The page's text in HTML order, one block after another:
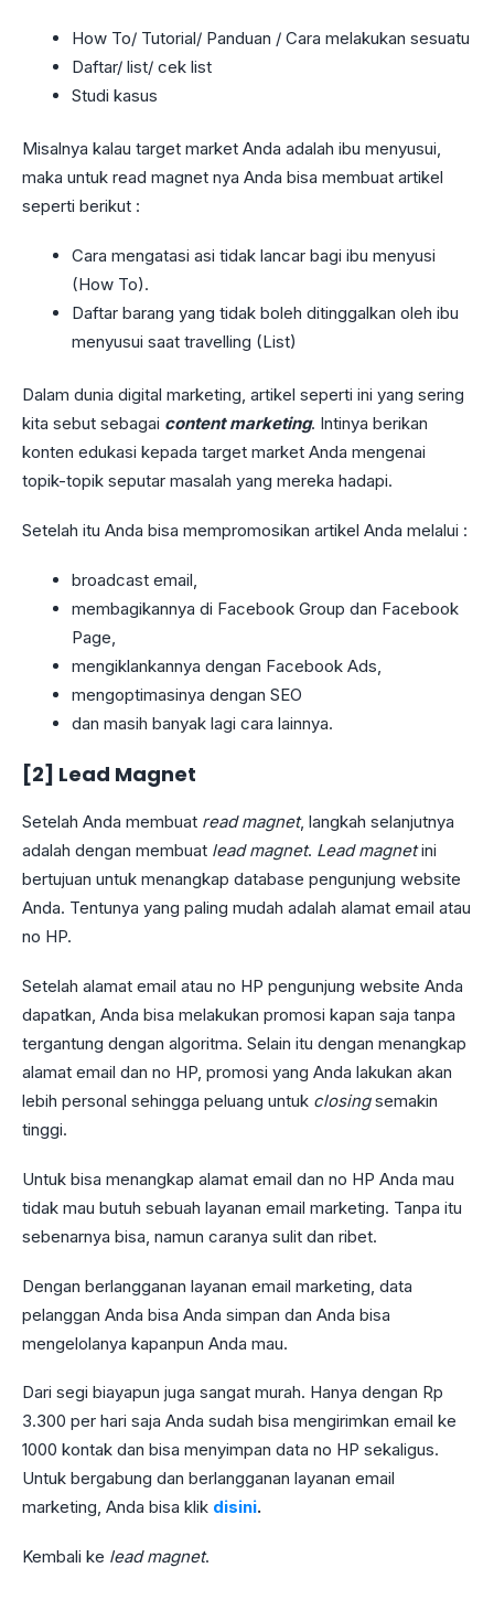
How To/ Tutorial/ Panduan / Cara melakukan sesuatu
Daftar/ list/ cek list
Studi kasus
Misalnya kalau target market Anda adalah ibu menyusui,
maka untuk read magnet nya Anda bisa membuat artikel
seperti berikut :
Cara mengatasi asi tidak lancar bagi ibu menyusi
(How To).
Daftar barang yang tidak boleh ditinggalkan oleh ibu
menyusui saat travelling (List)
Dalam dunia digital marketing, artikel seperti ini yang sering
kita sebut sebagai content marketing. Intinya berikan
konten edukasi kepada target market Anda mengenai
topik-topik seputar masalah yang mereka hadapi.
Setelah itu Anda bisa mempromosikan artikel Anda melalui :
broadcast email,
membagikannya di Facebook Group dan Facebook
Page,
mengiklankannya dengan Facebook Ads,
mengoptimasinya dengan SEO
dan masih banyak lagi cara lainnya.
[2] Lead Magnet
Setelah Anda membuat read magnet, langkah selanjutnya
adalah dengan membuat lead magnet. Lead magnetini
bertujuan untuk menangkap database pengunjung website
Anda. Tentunya yang paling mudah adalah alamat email atau
no HP.
Setelah alamat email atau no HP pengunjung website Anda
dapatkan, Anda bisa melakukan promosi kapan saja tanpa
tergantung dengan algoritma. Selain itu dengan menangkap
alamat email dan no HP, promosi yang Anda lakukan akan
lebih personal sehingga peluang untuk closingsemakin
tinggi.
Untuk bisa menangkap alamat email dan no HP Anda mau
tidak mau butuh sebuah layanan email marketing. Tanpa itu
sebenarnya bisa, namun caranya sulit dan ribet.
Dengan berlangganan layanan email marketing, data
pelanggan Anda bisa Anda simpan dan Anda bisa
mengelolanya kapanpun Anda mau.
Dari segi biayapun juga sangat murah. Hanya dengan Rp
3.300 per hari saja Anda sudah bisa mengirimkan email ke
1000 kontak dan bisa menyimpan data no HP sekaligus.
Untuk bergabung dan berlangganan layanan email
marketing, Anda bisa klik disini.
Kembali ke lead magnet.